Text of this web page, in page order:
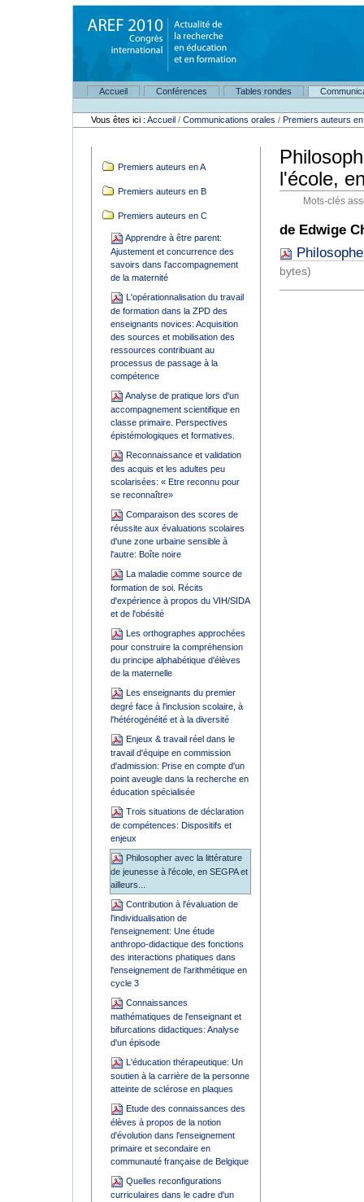
Accueil
Conférences Tables rondes
Outils
personnels
Vous êtes ici : Accueil /Communications orales /Premiers auteurs
Premiers auteurs en A
Premiers auteurs en B
Premiers auteurs en C
Apprendre à être parent:
Ajustement et concurrence des
savoirs dans l'accompagnement
de la maternité
L'opérationnalisation du travail
de formation dans la ZPD des
enseignants novices: Acquisition
des sources et mobilisation des
ressources contribuant au
processus de passage à la
compétence
Analyse de pratique lors d'un
accompagnement scientifique en
classe primaire. Perspectives
épistémologiques et formatives.
Reconnaissance et validation
des acquis et les adultes peu
scolarisées: « Etre reconnu pour
se reconnaître»
Comparaison des scores de
réussite aux évaluations scolaires
d'une zone urbaine sensible à
l'autre: Boîte noire
La maladie comme source de
formation de soi. Récits
d'expérience à propos du VIH/SIDA
et de l'obésité
Les orthographes approchées
pour construire la compréhension
du principe alphabétique d'élèves
de la maternelle
Les enseignants du premier
degré face à l'inclusion scolaire, à
l'hétérogénéité et à la diversité
Enjeux & travail réel dans le
travail d'équipe en commission
d'admission: Prise en compte d'un
point aveugle dans la recherche en
éducation spécialisée
Trois situations de déclaration
de compétences: Dispositifs et
enjeux
Philosopher avec la littérature
de jeunesse à l'école, en SEGPA et
ailleurs...
Contribution à l'évaluation de
l'individualisation de
l'enseignement: Une étude
anthropo-didactique des fonctions
des interactions phatiques dans
l'enseignement de l'arithmétique en
cycle 3
Connaissances
mathématiques de l'enseignant et
bifurcations didactiques: Analyse
d'un épisode
L'éducation thérapeutique: Un
soutien à la carrière de la personne
atteinte de sclérose en plaques
Etude des connaissances des
élèves à propos de la notion
d'évolution dans l'enseignement
primaire et secondaire en
communauté française de Belgique
Quelles reconfigurations
curriculaires dans le cadre d'un
l'école,
Mots-clés
de Edwige
bytes)